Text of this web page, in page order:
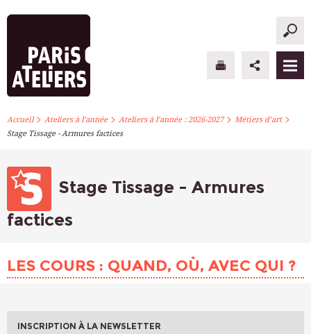
PARIS ATELIERS
ATELIERS À L’ANNÉE
S’INSCRIRE
Accueil> Ateliers à l’année> Ateliers à l’année : 2026-2027> Métiers d’art>
Stage Tissage - Armures factices
Stage Tissage - Armures
factices
LES COURS : QUAND, OÙ, AVEC QUI ?
INSCRIPTION À LA NEWSLETTER